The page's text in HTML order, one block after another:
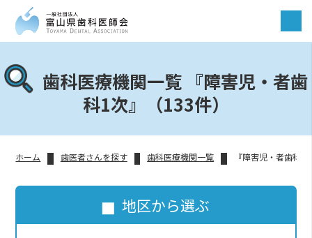
歯科医療機関一覧 『障害児・者歯
科1次』（133件）
ホーム 歯医者さんを探す 歯科医療機関一覧 『障害児・者歯科1
地区から選ぶ